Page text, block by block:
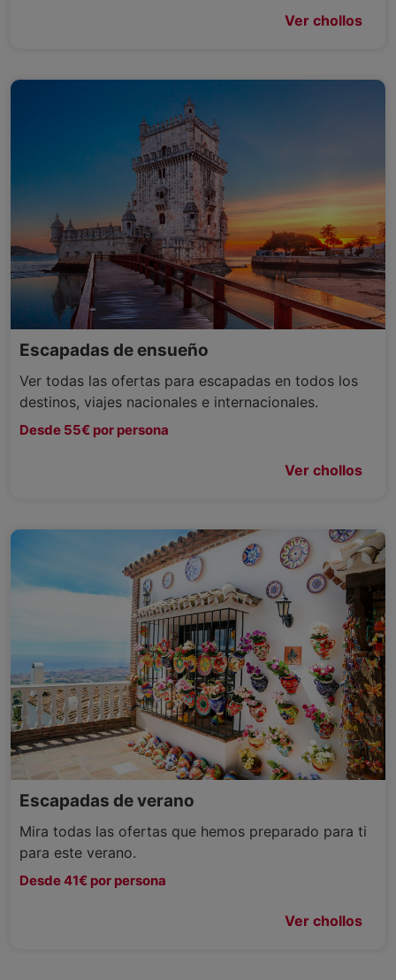
Ver chollos
Escapadas de ensueño
Ver todas las ofertas para escapadas en todos los
destinos, viajes nacionales e internacionales.
Desde 55€ por persona
Ver chollos
Escapadas de verano
Mira todas las ofertas que hemos preparado para ti
para este verano.
Desde 41€ por persona
Ver chollos